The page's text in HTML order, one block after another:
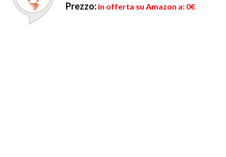
Prezzo: in offerta su Amazon a: 0€